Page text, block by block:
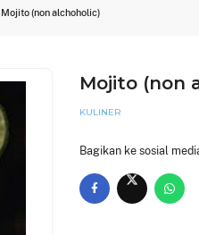
Mojito (non alchoholic)
Mojito (non
KULINER
Bagikan ke sosial